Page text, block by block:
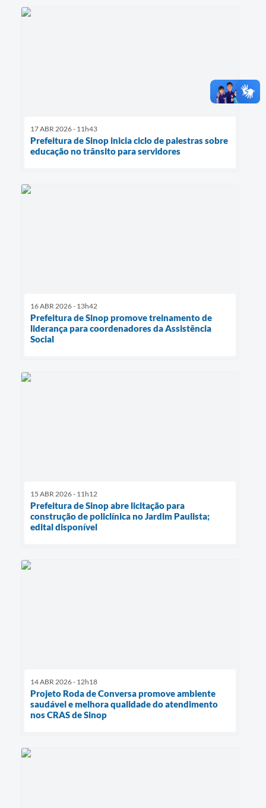
17 ABR 2026 - 11h43
Prefeitura de Sinop inicia ciclo de palestras sobre
educação no trânsito para servidores
16 ABR 2026 - 13h42
Prefeitura de Sinop promove treinamento de
liderança para coordenadores da Assistência
Social
15 ABR 2026 - 11h12
Prefeitura de Sinop abre licitação para
construção de policlínica no Jardim Paulista;
edital disponível
14 ABR 2026 - 12h18
Projeto Roda de Conversa promove ambiente
saudável e melhora qualidade do atendimento
nos CRAS de Sinop